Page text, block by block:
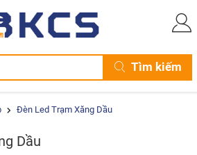
Tìm kiếm
Đèn Led Trạm Xăng Dầu
Dầu